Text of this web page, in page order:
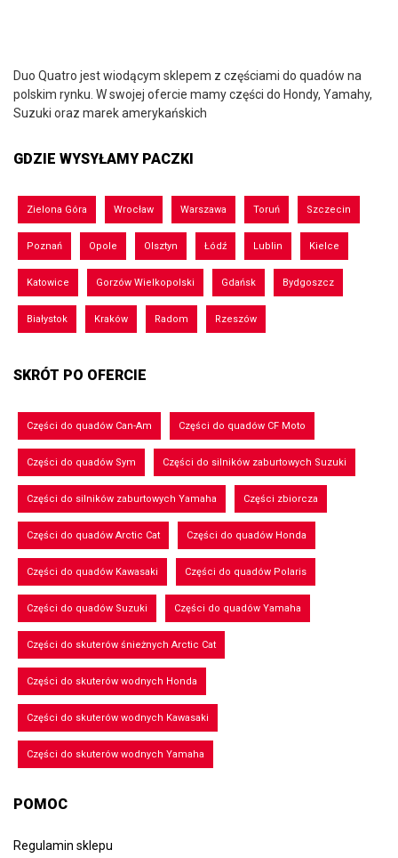
Duo Quatro jest wiodącym sklepem z częściami do quadów na
polskim rynku. W swojej ofercie mamy części do Hondy, Yamahy,
Suzuki oraz marek amerykańskich
GDZIE WYSYŁAMY PACZKI
Zielona Góra Wrocław Warszawa Toruń Szczecin
Poznań Opole Olsztyn Łódź Lublin Kielce
Katowice Gorzów Wielkopolski Gdańsk Bydgoszcz
Białystok Kraków Radom Rzeszów
SKRÓT PO OFERCIE
Części do quadów Can-Am Części do quadów CF Moto
Części do quadów Sym Części do silników zaburtowych Suzuki
Części do silników zaburtowych Yamaha Części zbiorcza
Części do quadów Arctic Cat Części do quadów Honda
Części do quadów Kawasaki Części do quadów Polaris
Części do quadów Suzuki Części do quadów Yamaha
Części do skuterów śnieżnych Arctic Cat
Części do skuterów wodnych Honda
Części do skuterów wodnych Kawasaki
Części do skuterów wodnych Yamaha
POMOC
Regulamin sklepu